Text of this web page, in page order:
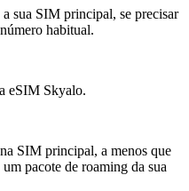
sua SIM principal, se precisar
habitual.
eSIM Skyalo.
SIM principal, a menos que
pacote de roaming da sua